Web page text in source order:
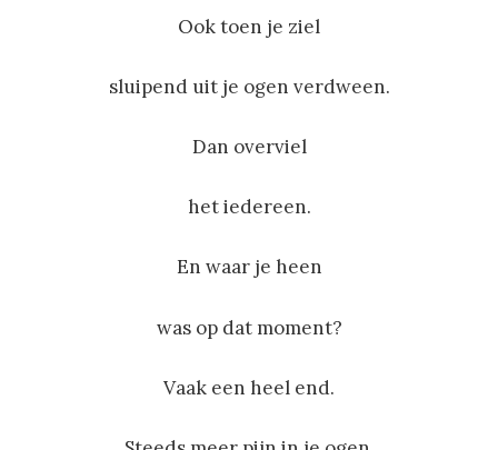
Ook toen je ziel
sluipend uit je ogen verdween.
Dan overviel
het iedereen.
En waar je heen
was op dat moment?
Vaak een heel end.